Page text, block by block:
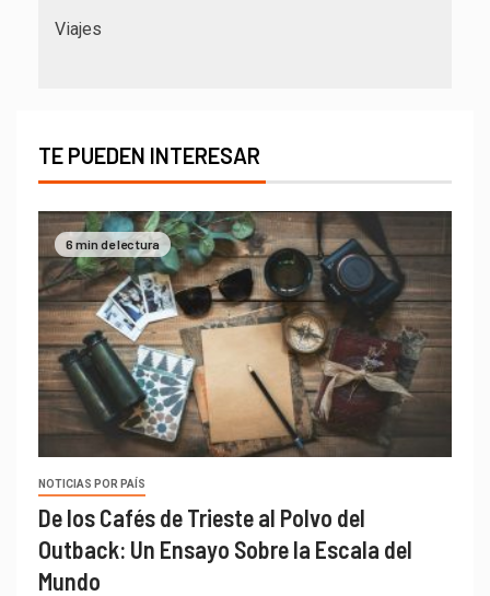
Viajes
TE PUEDEN INTERESAR
6 min de lectura
NOTICIAS POR PAÍS
De los Cafés de Trieste al Polvo del
Outback: Un Ensayo Sobre la Escala del
Mundo